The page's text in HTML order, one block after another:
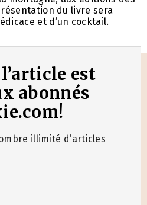
du livre sera
et d’un cocktail.
est
abonnés
illimité d’articles